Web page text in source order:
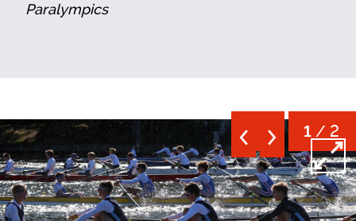
Paralympics
1 / 2